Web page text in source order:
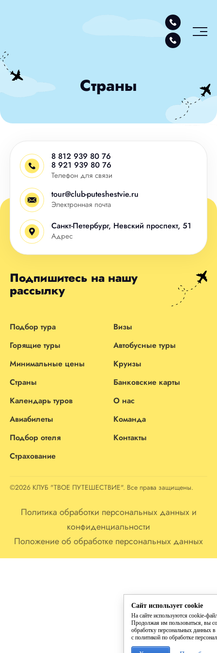
Страны
8 812 939 80 76
8 921 939 80 76
Телефон для связи
tour@club-puteshestvie.ru
Электронная почта
Санкт-Петербург, Невский проспект, 51
Адрес
Подпишитесь на нашу
рассылку
Подбор тура
Горящие туры
Минимальные цены
Страны
Календарь туров
Авиабилеты
Подбор отеля
Страхование
Визы
Автобусные туры
Круизы
Банковские карты
О нас
Команда
Контакты
©2026 КЛУБ "ТВОЕ ПУТЕШЕСТВИЕ". Все права защищены.
Политика обработки персональных данных и
конфиденциальности
Положение об обработке персональных данных
Сайт использует cookie
На сайте используются cookie-
Продолжая им пользоваться, вы
обработку персональных данных в
с политикой по обработке